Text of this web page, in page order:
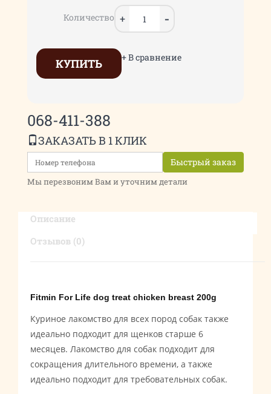
Количество
КУПИТЬ + В сравнение
068-411-388
ЗАКАЗАТЬ В 1 КЛИК
Быстрый заказ
Мы перезвоним Вам и уточним детали
Описание
Отзывов (0)
Fitmin For Life dog treat chicken breast 200g
Куриное лакомство для всех пород собак также
идеально подходит для щенков старше 6
месяцев. Лакомство для собак подходит для
сокращения длительного времени, а также
идеально подходит для требовательных собак.